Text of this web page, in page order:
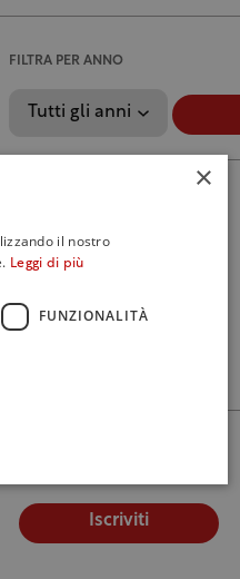
FILTRA PER ANNO
Iscriviti
×
il nostro
Leggi di più
FUNZIONALITÀ